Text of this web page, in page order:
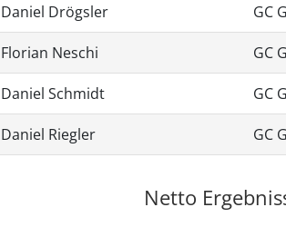
Daniel Drögsler GC
Florian Neschi GC
Daniel Schmidt GC
Daniel Riegler GC
Netto